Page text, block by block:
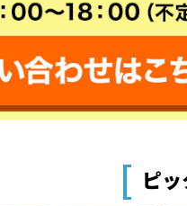
[ ピ